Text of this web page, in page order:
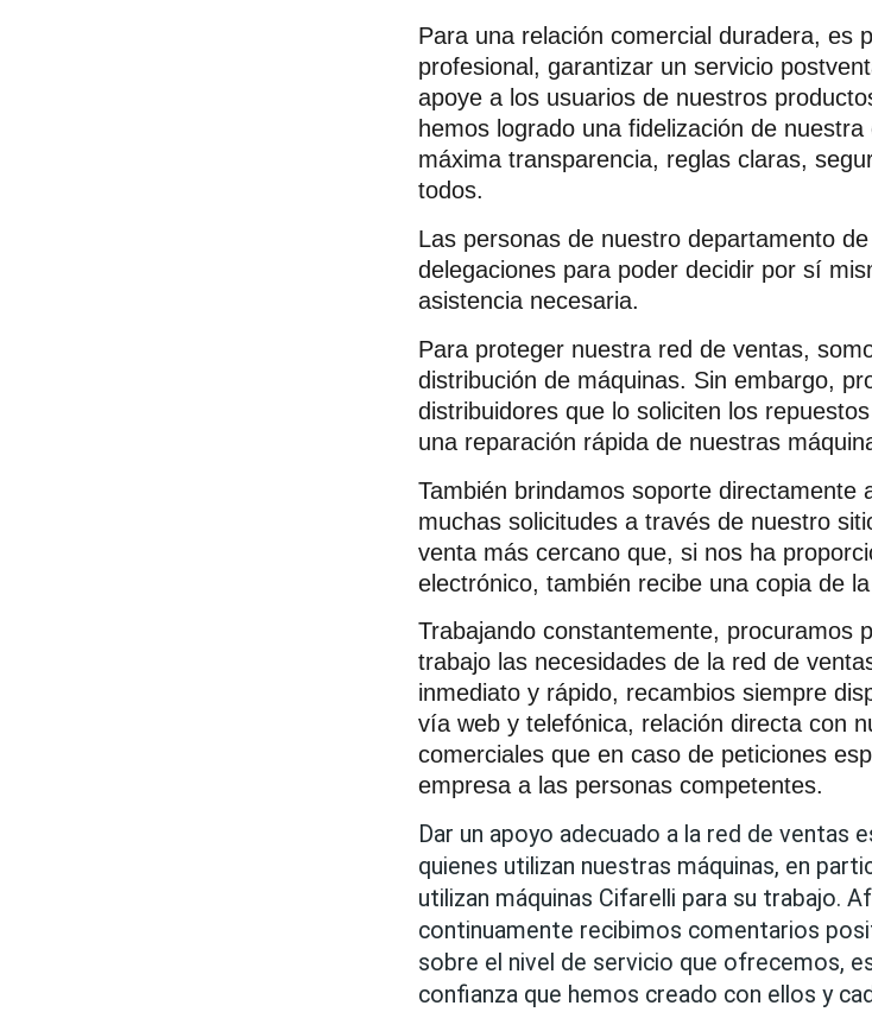
Para una relación comercial duradera, es
profesional, garantizar un servicio
apoye a los usuarios de nuestros
hemos logrado una fidelización de
máxima transparencia, reglas claras,
todos.
Las personas de nuestro departamento
delegaciones para poder decidir por sí
asistencia necesaria.
Para proteger nuestra red de ventas,
distribución de máquinas. Sin embargo,
distribuidores que lo soliciten los
una reparación rápida de nuestras
También brindamos soporte directamente
muchas solicitudes a través de nuestro
venta más cercano que, si nos ha
electrónico, también recibe una copia de
Trabajando constantemente, procuramos
trabajo las necesidades de la red de
inmediato y rápido, recambios siempre
vía web y telefónica, relación directa con
comerciales que en caso de peticiones
empresa a las personas competentes.
Dar un apoyo adecuado a la red de ventas
quienes utilizan nuestras máquinas, en
utilizan máquinas Cifarelli para su trabajo.
continuamente recibimos comentarios
sobre el nivel de servicio que ofrecemos,
confianza que hemos creado con ellos y